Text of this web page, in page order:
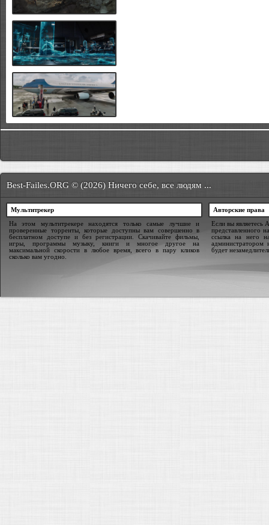
Best-Failes.ORG © (2026) Ничего себе, все людям ...
Мультитрекер
На этом мультитрекере находятся только самые лучшие и
проверенные торренты, которые доступны вам совершенно в
бесплатном доступе и без регистрации. Скачивайте фильмы,
игры, программы музыку, книги и многое другое на
максимальной скорости в любое время, всего в пару кликов
сколько вам угодно.
Авторские права
Если вы являетесь
представленного
ссылка на него
администратором
будет